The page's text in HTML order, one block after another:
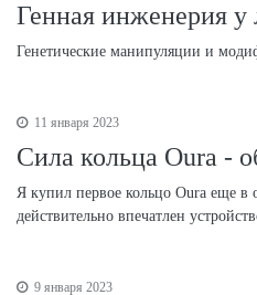
Генная инженерия
Генетические манипуляции и
11 января 2023
Сила кольца Oura -
Я купил первое кольцо Oura еще в
действительно впечатлен
9 января 2023